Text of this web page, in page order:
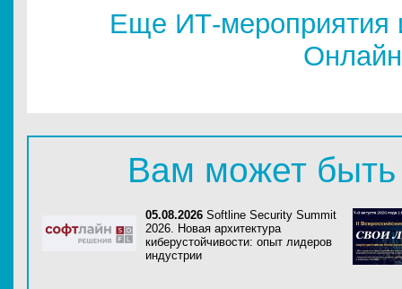
Еще ИТ-мероприятия
Онлайн
Вам может быть
05.08.2026 Softline Security Summit
2026. Новая архитектура
киберустойчивости: опыт лидеров
индустрии